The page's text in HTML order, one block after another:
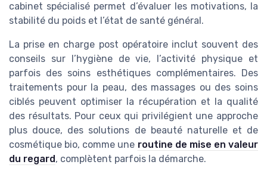
cabinet spécialisé permet d’évaluer les motivations, la
stabilité du poids et l’état de santé général.
La prise en charge post opératoire inclut souvent des
conseils sur l’hygiène de vie, l’activité physique et
parfois des soins esthétiques complémentaires. Des
traitements pour la peau, des massages ou des soins
ciblés peuvent optimiser la récupération et la qualité
des résultats. Pour ceux qui privilégient une approche
plus douce, des solutions de beauté naturelle et de
cosmétique bio, comme une routine de mise en valeur
du regard , complètent parfois la démarche.